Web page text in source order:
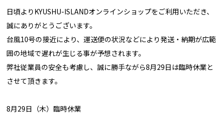
日頃よりKYUSHU-ISLANDオンラインショップをご利用いただき、
誠にありがとうございます。
台風10号の接近により、運送便の状況などにより発送・納期が広範
囲の地域で遅れが生じる事が予想されます。
弊社従業員の安全も考慮し、誠に勝手ながら8月29日は臨時休業と
させて頂きます。
8月29日（木）臨時休業